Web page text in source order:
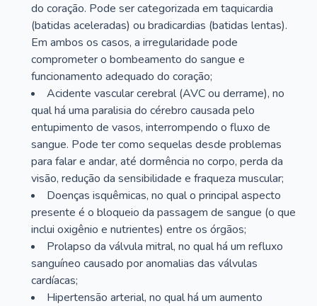
do coração. Pode ser categorizada em taquicardia
(batidas aceleradas) ou bradicardias (batidas lentas).
Em ambos os casos, a irregularidade pode
comprometer o bombeamento do sangue e
funcionamento adequado do coração;
Acidente vascular cerebral (AVC ou derrame), no
qual há uma paralisia do cérebro causada pelo
entupimento de vasos, interrompendo o fluxo de
sangue. Pode ter como sequelas desde problemas
para falar e andar, até dormência no corpo, perda da
visão, redução da sensibilidade e fraqueza muscular;
Doenças isquêmicas, no qual o principal aspecto
presente é o bloqueio da passagem de sangue (o que
inclui oxigênio e nutrientes) entre os órgãos;
Prolapso da válvula mitral, no qual há um refluxo
sanguíneo causado por anomalias das válvulas
cardíacas;
Hipertensão arterial, no qual há um aumento